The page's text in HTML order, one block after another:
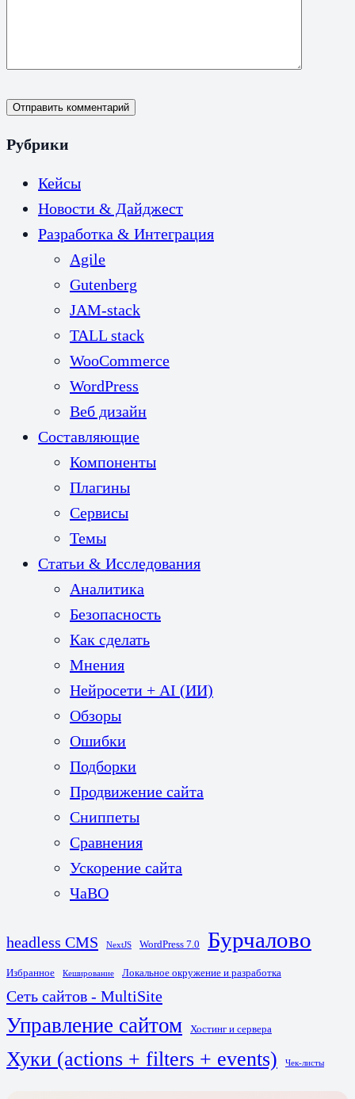
Отправить комментарий
Рубрики
Кейсы
Новости & Дайджест
Разработка & Интеграция
Agile
Gutenberg
JAM-stack
TALL stack
WooCommerce
WordPress
Веб дизайн
Составляющие
Компоненты
Плагины
Сервисы
Темы
Статьи & Исследования
Аналитика
Безопасность
Как сделать
Мнения
Нейросети + AI (ИИ)
Обзоры
Ошибки
Подборки
Продвижение сайта
Сниппеты
Сравнения
Ускорение сайта
ЧаВО
headless CMS NextJS WordPress 7.0 Бурчалово
Избранное Кеширование Локальное окружение и разработка
Сеть сайтов - MultiSite
Управление сайтом Хостинг и сервера
Хуки (actions + filters + events) Чек-листы